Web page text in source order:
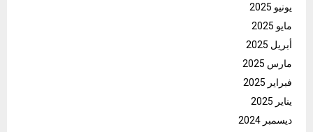
يونيو 2025
مايو 2025
أبريل 2025
مارس 2025
فبراير 2025
يناير 2025
ديسمبر 2024